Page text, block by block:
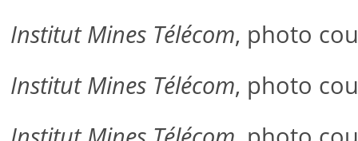
Institut Mines Télécom, photo
Institut Mines Télécom, photo